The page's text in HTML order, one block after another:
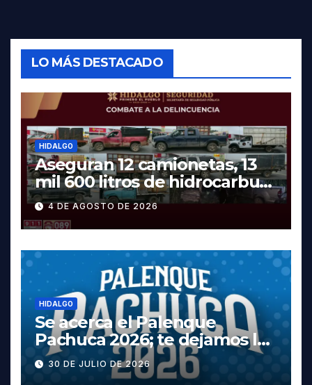
LO MÁS DESTACADO
HIDALGO
Aseguran 12 camionetas, 13
mil 600 litros de hidrocarburo
y dos vehículos robados en
Tula
4 DE AGOSTO DE 2026
HIDALGO
Se acerca el Palenque
Pachuca 2026; te dejamos la
cartelera completa, las
fechas y los precios
30 DE JULIO DE 2026